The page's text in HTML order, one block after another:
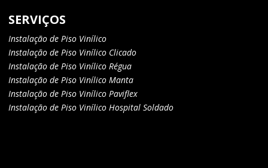
SERVIÇOS
Instalação de Piso Vinílico
Instalação de Piso Vinílico Clicado
Instalação de Piso Vinílico Régua
Instalação de Piso Vinílico Manta
Instalação de Piso Vinílico Paviflex
Instalação de Piso Vinílico Hospital Soldado